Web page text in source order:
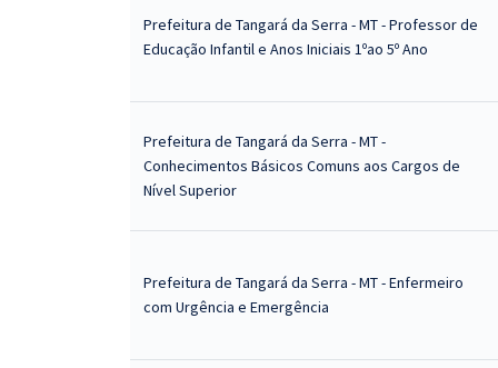
Prefeitura de Tangará da Serra - MT - Professor de
Educação Infantil e Anos Iniciais 1ºao 5º Ano
Prefeitura de Tangará da Serra - MT -
Conhecimentos Básicos Comuns aos Cargos de
Nível Superior
Prefeitura de Tangará da Serra - MT - Enfermeiro
com Urgência e Emergência